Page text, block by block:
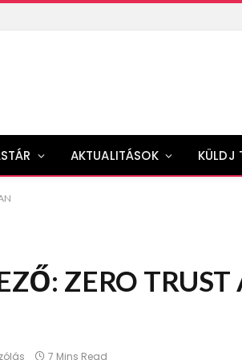
AKTUALITÁSOK KÜLDJ
ZERO TRUST
7 Mins Read